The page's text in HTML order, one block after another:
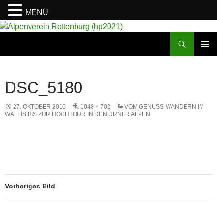
DSC_5180
27. OKTOBER 2016 1048 × 702
VOM GENUSS-WANDERN IM
WALLIS BIS ZUR HOCHTOUR IN DEN URNER ALPEN
Vorheriges Bild
MENÜ